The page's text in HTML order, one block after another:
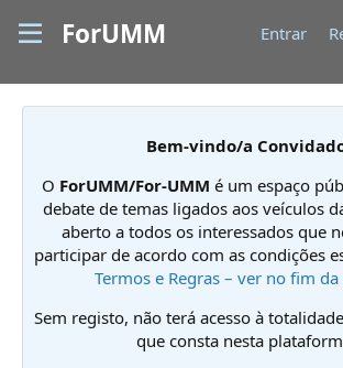
ForUMM Entrar
Bem-vindo/a
O ForUMM/For-UMM é um espaço
debate de temas ligados aos veículos
aberto a todos os interessados que
participar de acordo com as condições
Termos e Regras – ver no fim
Sem registo, não terá acesso à
que consta nesta